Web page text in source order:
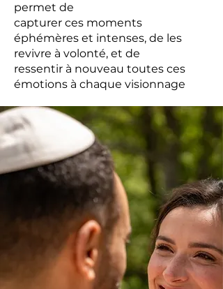
permet de
capturer ces moments
éphémères et intenses, de les
revivre à volonté, et de
ressentir à nouveau toutes ces
émotions à chaque visionnage